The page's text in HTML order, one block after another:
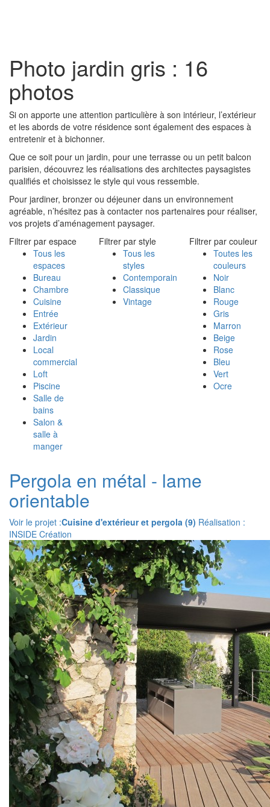
Photo jardin gris : 16
photos
Si on apporte une attention particulière à son intérieur, l’extérieur
et les abords de votre résidence sont également des espaces à
entretenir et à bichonner.
Que ce soit pour un jardin, pour une terrasse ou un petit balcon
parisien, découvrez les réalisations des architectes paysagistes
qualifiés et choisissez le style qui vous ressemble.
Pour jardiner, bronzer ou déjeuner dans un environnement
agréable, n’hésitez pas à contacter nos partenaires pour réaliser,
vos projets d’aménagement paysager.
Filtrer par espace
Tous les
espaces
Bureau
Chambre
Cuisine
Entrée
Extérieur
Jardin
Local
commercial
Loft
Piscine
Salle de
bains
Salon &
salle à
manger
Filtrer par style
Tous les
styles
Contemporain
Classique
Vintage
Filtrer par couleur
Toutes les
couleurs
Noir
Blanc
Rouge
Gris
Marron
Beige
Rose
Bleu
Vert
Ocre
Pergola en métal - lame
orientable
Voir le projet :Cuisine d'extérieur et pergola (9) Réalisation :
INSIDE Création